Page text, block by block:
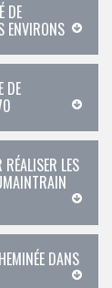
DE
ENVIRONS
DE
LES
DANS